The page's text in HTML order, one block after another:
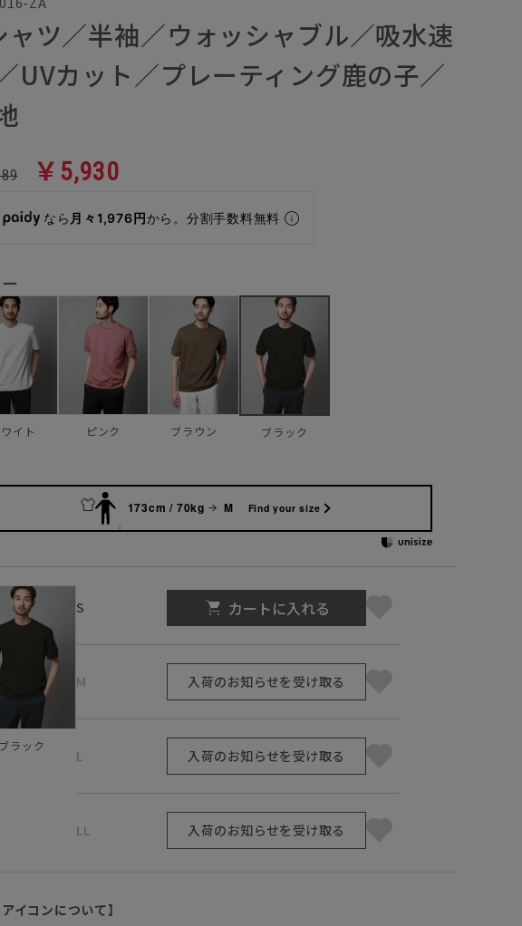
ャツ／半袖／ウォッシャブル／吸水速
UVカット／プレーティング鹿の子／
￥5,930
なら 月々1,976円から。分割手数料無料
イト ピンク ブラウン ブラック
173cm / 70kg M Find your size
ブラック
S カートに入れる
M 入荷のお知らせを受け取る
L 入荷のお知らせを受け取る
LL 入荷のお知らせを受け取る
アイコンについて】